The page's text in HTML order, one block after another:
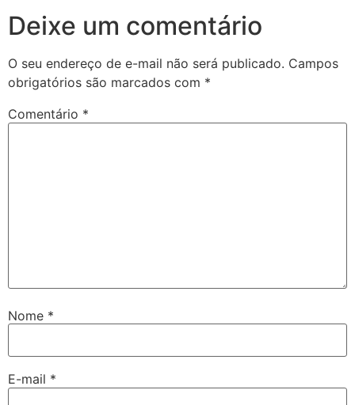
Deixe um comentário
O seu endereço de e-mail não será publicado. Campos
obrigatórios são marcados com *
Comentário *
Nome *
E-mail *